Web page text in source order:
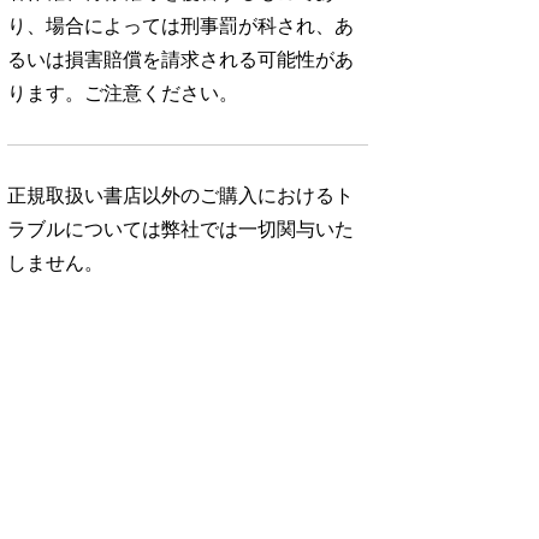
り、場合によっては刑事罰が科され、あ
るいは損害賠償を請求される可能性があ
ります。ご注意ください。
正規取扱い書店以外のご購入におけるト
ラブルについては弊社では一切関与いた
しません。